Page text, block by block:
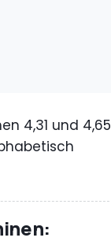
4,31 und 4,65